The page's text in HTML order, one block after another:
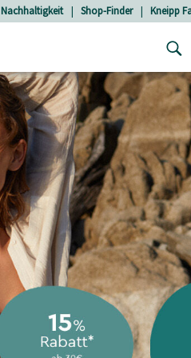
Nachhaltigkeit | Shop-Finder | Kneipp